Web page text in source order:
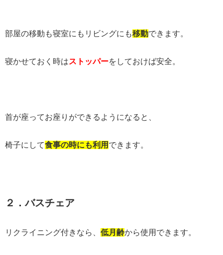
部屋の移動も寝室にもリビングにも移動できます。
寝かせておく時はストッパーをしておけば安全。
首が座ってお座りができるようになると、
椅子にして食事の時にも利用 できます。
２．バスチェア
リクライニング付きなら、 低月齢から使用できます。